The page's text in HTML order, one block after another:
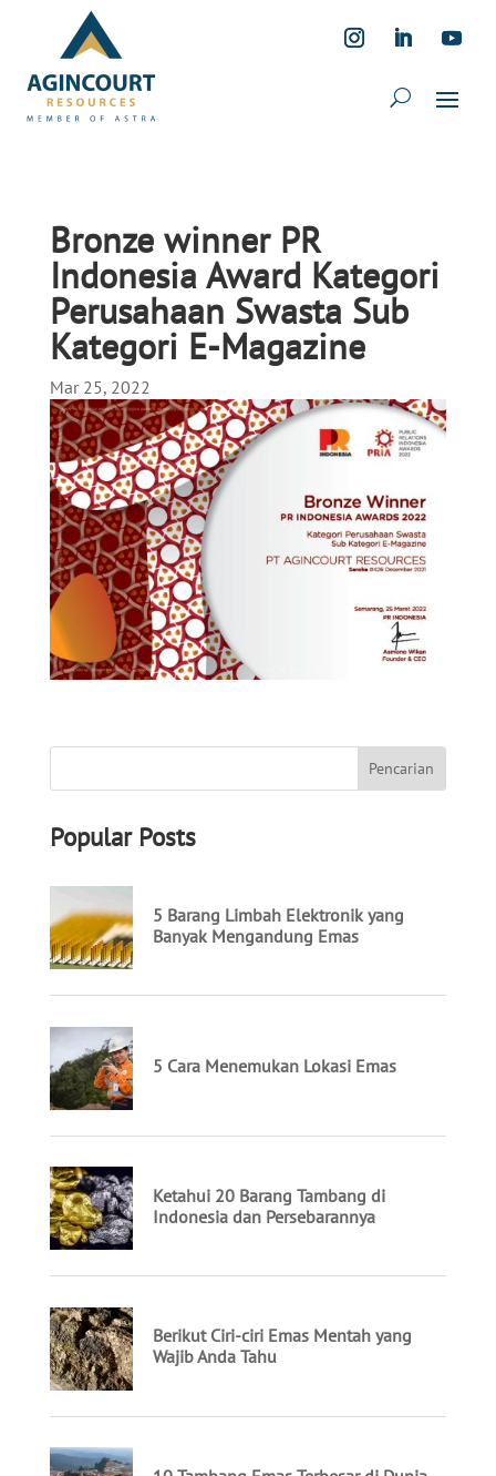
Bronze winner PR
Indonesia Award Kategori
Perusahaan Swasta Sub
Kategori E-Magazine
Mar 25, 2022
Popular Posts